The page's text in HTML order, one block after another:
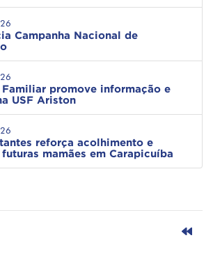
Campanha Nacional de
Familiar promove informação e
USF Ariston
reforça acolhimento e
mamães em Carapicuíba